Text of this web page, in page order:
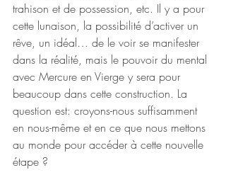
trahison et de possession, etc. Il y a pour
cette lunaison, la possibilité d’activer un
rêve, un idéal… de le voir se manifester
dans la réalité, mais le pouvoir du mental
avec Mercure en Vierge y sera pour
beaucoup dans cette construction. La
question est: croyons-nous suffisamment
en nous-même et en ce que nous mettons
au monde pour accéder à cette nouvelle
étape ?